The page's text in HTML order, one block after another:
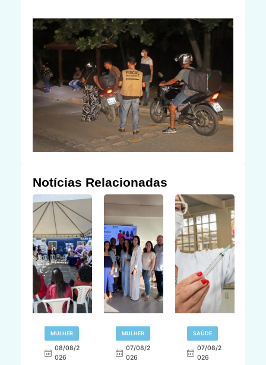
Notícias Relacionadas
MULHER
08/08/2
026
MULHER
07/08/2
026
SAÚDE
07/08/2
026